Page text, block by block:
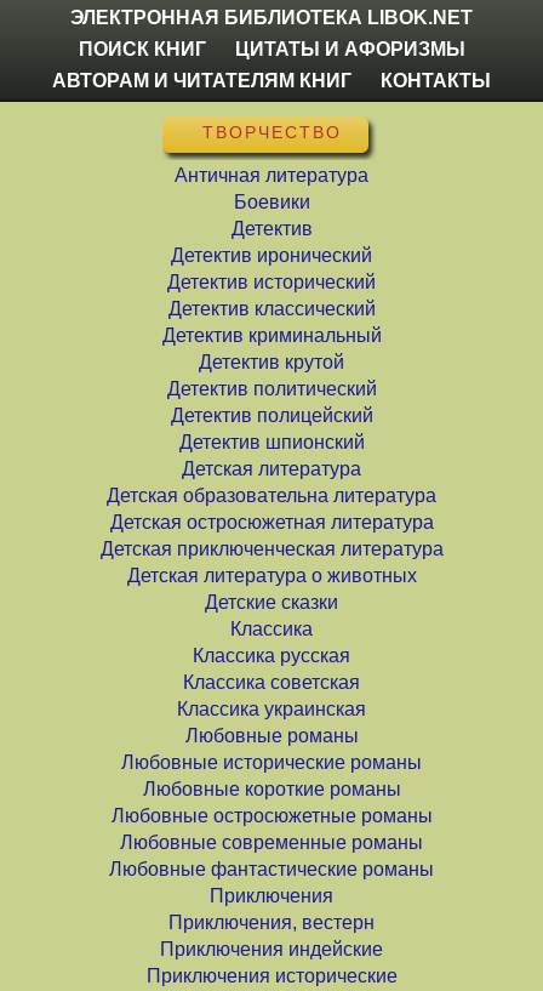
ЭЛЕКТРОННАЯ БИБЛИОТЕКА LIBOK.NET
ПОИСК КНИГ
ЦИТАТЫ И АФОРИЗМЫ
АВТОРАМ И ЧИТАТЕЛЯМ КНИГ
КОНТАКТЫ
ТВОРЧЕСТВО
Античная литература
Боевики
Детектив
Детектив иронический
Детектив исторический
Детектив классический
Детектив криминальный
Детектив крутой
Детектив политический
Детектив полицейский
Детектив шпионский
Детская литература
Детская образовательна литература
Детская остросюжетная литература
Детская приключенческая литература
Детская литература о животных
Детские сказки
Классика
Классика русская
Классика советская
Классика украинская
Любовные романы
Любовные исторические романы
Любовные короткие романы
Любовные остросюжетные романы
Любовные современные романы
Любовные фантастические романы
Приключения
Приключения, вестерн
Приключения индейские
Приключения исторические